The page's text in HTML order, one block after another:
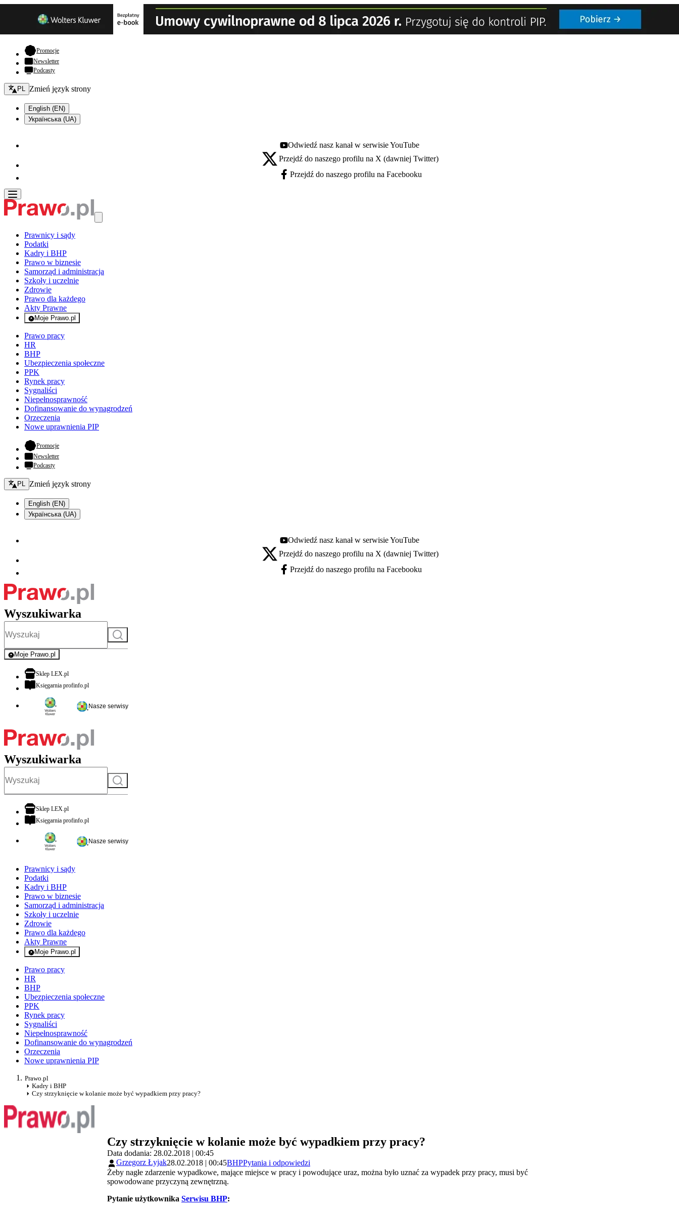
Promocje- otwiera się w nowej karcie
Newsletter
Podcasty
Zmień język - bieżący:
PL Zmień język strony
English (EN)
Українська (UA)
Youtube - otwiera się w nowej karcie
Odwiedź nasz kanał w serwisie YouTube
X - otwiera się w nowej karcie
Przejdź do naszego profilu na X (dawniej Twitter)
Facebook - otwiera się w nowej karcie
Przejdź do naszego profilu na Facebooku
Prawnicy i sądy
Podatki
Kadry i BHP
Prawo w biznesie
Samorząd i administracja
Szkoły i uczelnie
Zdrowie
Prawo dla każdego
Akty Prawne
Moje Prawo.pl
- rejestracja i logowanie do serwisu
Prawo pracy
HR
BHP
Ubezpieczenia społeczne
PPK
Rynek pracy
Sygnaliści
Niepełnosprawność
Dofinansowanie do wynagrodzeń
Orzeczenia
Nowe uprawnienia PIP
Promocje- otwiera się w nowej karcie
Newsletter
Podcasty
Zmień język - bieżący:
PL Zmień język strony
English (EN)
Українська (UA)
Youtube - otwiera się w nowej karcie
Odwiedź nasz kanał w serwisie YouTube
X - otwiera się w nowej karcie
Przejdź do naszego profilu na X (dawniej Twitter)
Facebook - otwiera się w nowej karcie
Przejdź do naszego profilu na Facebooku
Wyszukiwarka
Szukaj
Moje Prawo.pl
- rejestracja i logowanie do serwisu
Sklep LEX.plotwiera się w nowej karcie
Księgarnia profinfo.plotwiera się w nowej karcie
Nasze serwisy
Wyszukiwarka
Szukaj
Sklep LEX.plotwiera się w nowej karcie
Księgarnia profinfo.plotwiera się w nowej karcie
Nasze serwisy
Prawnicy i sądy
Podatki
Kadry i BHP
Prawo w biznesie
Samorząd i administracja
Szkoły i uczelnie
Zdrowie
Prawo dla każdego
Akty Prawne
Moje Prawo.pl
- rejestracja i logowanie do serwisu
Prawo pracy
HR
BHP
Ubezpieczenia społeczne
PPK
Rynek pracy
Sygnaliści
Niepełnosprawność
Dofinansowanie do wynagrodzeń
Orzeczenia
Nowe uprawnienia PIP
Prawo.pl
Kadry i BHP
Czy strzyknięcie w kolanie może być wypadkiem przy pracy?
Czy strzyknięcie w kolanie może być wypadkiem przy pracy?
Data dodania: 28.02.2018 | 00:45
Grzegorz Łyjak28.02.2018 | 00:45BHPPytania i odpowiedzi
Żeby nagłe zdarzenie wypadkowe, mające miejsce w pracy i powodujące uraz, można było uznać za wypadek przy pracy, musi być
spowodowane przyczyną zewnętrzną.
Pytanie użytkownika Serwisu BHP: